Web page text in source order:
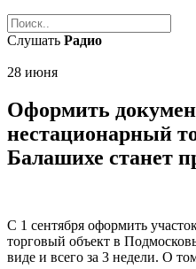
Слушать Радио
28 июня
Оформить
нестационарный
Балашихе станет
С 1 сентября оформить
торговый объект в
виде и всего за 3 недели. О